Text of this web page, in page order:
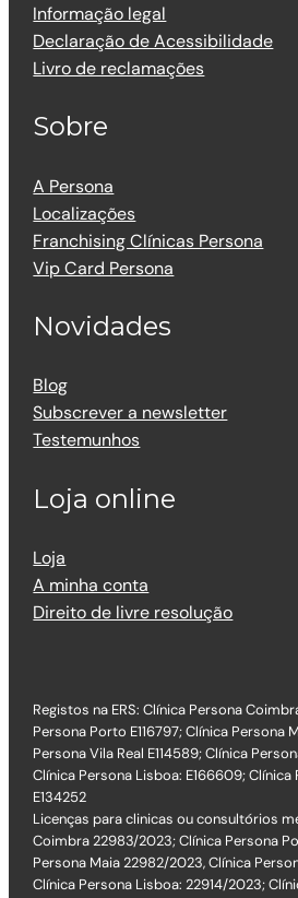
Informação legal
Declaração de Acessibilidade
Livro de reclamações
Sobre
A Persona
Localizações
Franchising Clínicas Persona
Vip Card Persona
Novidades
Blog
Subscrever a newsletter
Testemunhos
Loja online
Loja
A minha conta
Direito de livre resolução
Registos na ERS: Clínica Persona
Persona Porto E116797; Clínica Persona
Persona Vila Real E114589; Clínica
Clínica Persona Lisboa: E166609; Clínica
E134252
Licenças para clinicas ou consultórios
Coimbra 22983/2023; Clínica Persona
Persona Maia 22982/2023, Clínica
Clínica Persona Lisboa: 22914/2023;